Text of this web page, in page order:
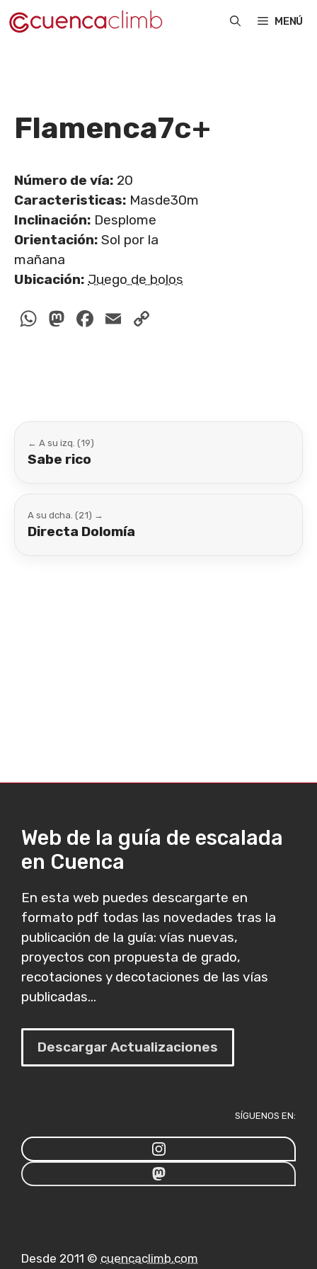
Saltar
al
MENÚ
Flamenca7c+
Número de vía: 20
Caracteristicas: Masde30m
Inclinación: Desplome
Orientación: Sol por la
mañana
Ubicación: Juego de bolos
WhatsApp
Mastodon
Facebook
Email
← A su izq. (19)
Sabe rico
A su dcha. (21) →
Directa Dolomía
Web de la guía de escalada
en Cuenca
En esta web puedes descargarte en
formato pdf todas las novedades tras la
publicación de la guía: vías nuevas,
proyectos con propuesta de grado,
recotaciones y decotaciones de las vías
publicadas...
Descargar Actualizaciones
SÍGUENOS EN:
Desde 2011 © cuencaclimb.com